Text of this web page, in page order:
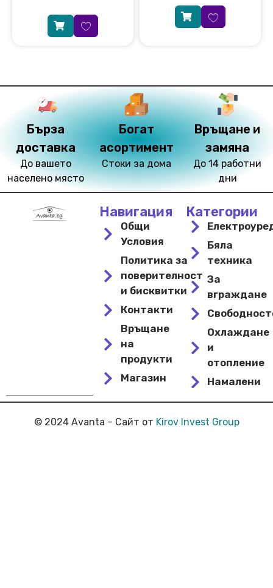
Бърза
доставка
До вашето
населено място
Богат
асортимент
Стоки за дома
Връщане и
замяна
До 14 работни
дни
Навигация
Общи
Условия
Политика за
поверителност
и бисквитки
Контакти
Връщане
на
продукти
Магазин
Категории
Бяла
техника
За
вграждане
Охлаждане
и
отопление
Намалени
© 2024 Avanta – Сайт от Kirov Invest Group